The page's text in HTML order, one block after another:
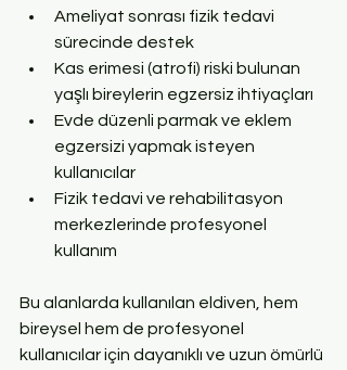
Ameliyat sonrası fizik tedavi
sürecinde destek
Kas erimesi (atrofi) riski bulunan
yaşlı bireylerin egzersiz ihtiyaçları
Evde düzenli parmak ve eklem
egzersizi yapmak isteyen
kullanıcılar
Fizik tedavi ve rehabilitasyon
merkezlerinde profesyonel
kullanım
Bu alanlarda kullanılan eldiven, hem
bireysel hem de profesyonel
kullanıcılar için dayanıklı ve uzun ömürlü